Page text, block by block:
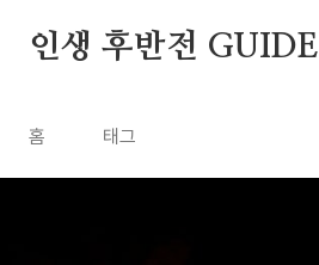
인생 후반전 GUIDE
홈 태그